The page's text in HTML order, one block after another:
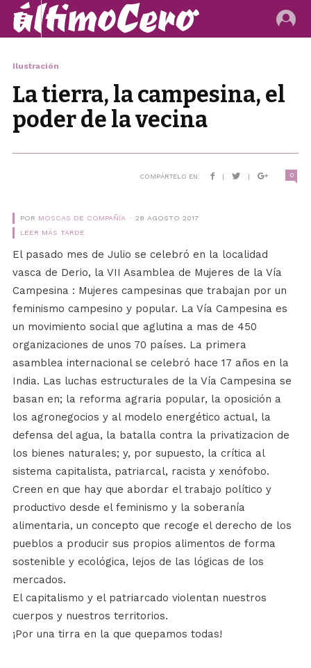
Ilustración
La tierra, la campesina, el
poder de la vecina
COMPÁRTELO EN: | | 0
POR MOSCAS DE COMPAÑÍA
28 AGOSTO 2017
LEER MÁS TARDE
El pasado mes de Julio se celebró en la localidad
vasca de Derio, la VII Asamblea de Mujeres de la Vía
Campesina : Mujeres campesinas que trabajan por un
feminismo campesino y popular. La Vía Campesina es
un movimiento social que aglutina a mas de 450
organizaciones de unos 70 países. La primera
asamblea internacional se celebró hace 17 años en la
India. Las luchas estructurales de la Vía Campesina se
basan en; la reforma agraria popular, la oposición a
los agronegocios y al modelo energético actual, la
defensa del agua, la batalla contra la privatizacion de
los bienes naturales; y, por supuesto, la crítica al
sistema capitalista, patriarcal, racista y xenófobo.
Creen en que hay que abordar el trabajo político y
productivo desde el feminismo y la soberanía
alimentaria, un concepto que recoge el derecho de los
pueblos a producir sus propios alimentos de forma
sostenible y ecológica, lejos de las lógicas de los
mercados.
El capitalismo y el patriarcado violentan nuestros
cuerpos y nuestros territorios.
¡Por una tirra en la que quepamos todas!